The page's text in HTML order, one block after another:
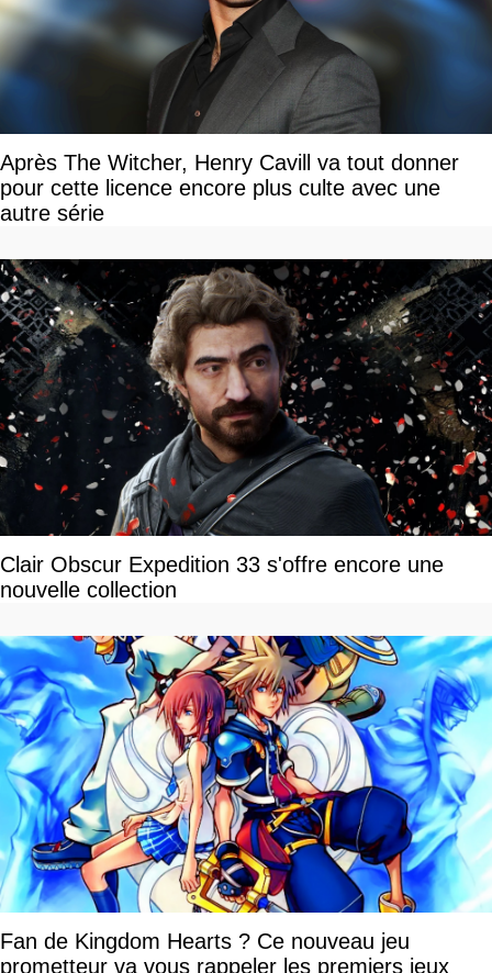
Après The Witcher, Henry Cavill va tout donner
pour cette licence encore plus culte avec une
autre série
Clair Obscur Expedition 33 s'offre encore une
nouvelle collection
Fan de Kingdom Hearts ? Ce nouveau jeu
prometteur va vous rappeler les premiers jeux